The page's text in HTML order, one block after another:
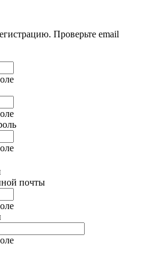
Проверьте email
почты